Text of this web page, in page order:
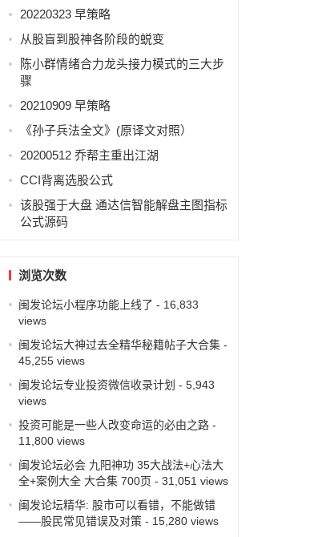
20220323 早策略
从股盲到股神各阶段的蜕变
陈小群情绪合力龙头接力模式的三大步
骤
20210909 早策略
《孙子兵法全文》(原译文对照）
20200512 乔帮主重出江湖
CCI背离选股公式
该股强于大盘 通达信智能解盘主图指标
公式源码
浏览次数
闽发论坛小程序功能上线了 - 16,833
views
闽发论坛大神过去全精华秘籍帖子大合集-
45,255 views
闽发论坛专业投资微信收录计划 - 5,943
views
投资可能是一些人改变命运的必由之路-
11,800 views
闽发论坛必会 九阳神功 35大战法+心法大
全+案例大全 大合集 700页 - 31,051 views
闽发论坛精华: 股市可以看错，不能做错
——股民常见错误及对策- 15,280 views